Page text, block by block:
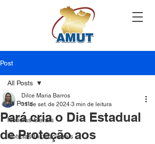
Post
All Posts
Notícias Gerais
Notícias Institucionais
All Posts
Pará cria o Dia Estadual
de Proteção aos
Dilce Maria Barros
11 de set. de 2024 3 min de leitura